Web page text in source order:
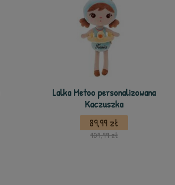
Lalka Metoo personalizowana
Kaczuszka
89,99 zł
109,99 zł